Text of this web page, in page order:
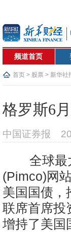
频道首页
首页 > 股票 > 新华社
格罗斯6
中国证券报
全球最
(Pimco)网
美国国债，
联席首席投
增持了美国